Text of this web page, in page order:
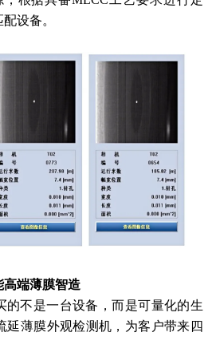
设备。
高端薄膜智造
的不是一台设备，而是可量化的生
延薄膜外观检测机，为客户带来四